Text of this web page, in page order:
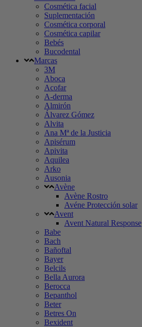
Cosmética facial
Suplementación
Cosmética corporal
Cosmética capilar
Bebés
Bucodental
Marcas
3M
Aboca
Acofar
A-derma
Almirón
Álvarez Gómez
Alvita
Ana Mª de la Justicia
Apisérum
Apivita
Aquilea
Arko
Ausonia
Avène
Avène Rostro
Avéne Protección solar
Avent
Avent Natural Response
Babe
Bach
Bañoftal
Bayer
Belcils
Bella Aurora
Berocca
Bepanthol
Beter
Betres On
Bexident